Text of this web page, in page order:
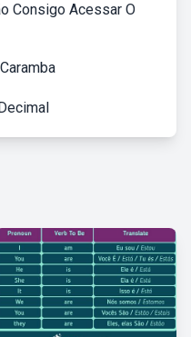
Consigo Acessar O